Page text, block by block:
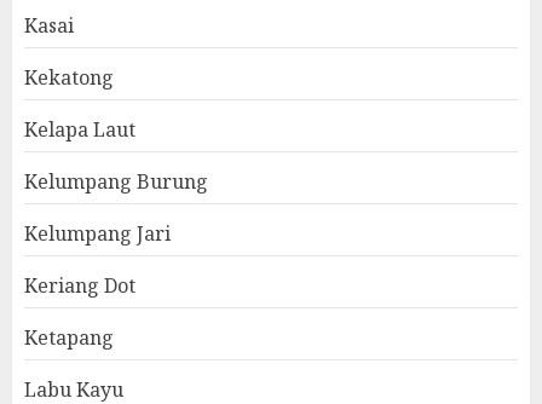
Kasai
Kekatong
Kelapa Laut
Kelumpang Burung
Kelumpang Jari
Keriang Dot
Ketapang
Labu Kayu